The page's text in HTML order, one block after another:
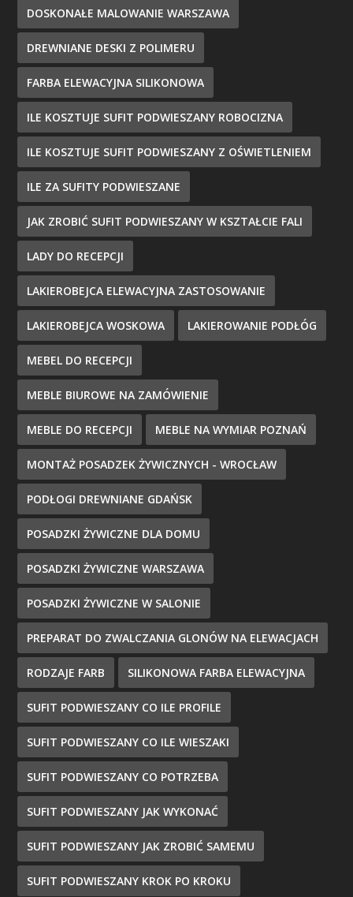
DOSKONAŁE MALOWANIE WARSZAWA
DREWNIANE DESKI Z POLIMERU
FARBA ELEWACYJNA SILIKONOWA
ILE KOSZTUJE SUFIT PODWIESZANY ROBOCIZNA
ILE KOSZTUJE SUFIT PODWIESZANY Z OŚWIETLENIEM
ILE ZA SUFITY PODWIESZANE
JAK ZROBIĆ SUFIT PODWIESZANY W KSZTAŁCIE FALI
LADY DO RECEPCJI
LAKIEROBEJCA ELEWACYJNA ZASTOSOWANIE
LAKIEROBEJCA WOSKOWA LAKIEROWANIE PODŁÓG
MEBEL DO RECEPCJI
MEBLE BIUROWE NA ZAMÓWIENIE
MEBLE DO RECEPCJI MEBLE NA WYMIAR POZNAŃ
MONTAŻ POSADZEK ŻYWICZNYCH - WROCŁAW
PODŁOGI DREWNIANE GDAŃSK
POSADZKI ŻYWICZNE DLA DOMU
POSADZKI ŻYWICZNE WARSZAWA
POSADZKI ŻYWICZNE W SALONIE
PREPARAT DO ZWALCZANIA GLONÓW NA ELEWACJACH
RODZAJE FARB SILIKONOWA FARBA ELEWACYJNA
SUFIT PODWIESZANY CO ILE PROFILE
SUFIT PODWIESZANY CO ILE WIESZAKI
SUFIT PODWIESZANY CO POTRZEBA
SUFIT PODWIESZANY JAK WYKONAĆ
SUFIT PODWIESZANY JAK ZROBIĆ SAMEMU
SUFIT PODWIESZANY KROK PO KROKU